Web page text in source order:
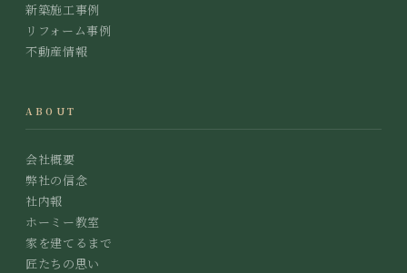
エピソード
新築施工事例
リフォーム事例
不動産情報
ABOUT
会社概要
弊社の信念
社内報
ホーミー教室
家を建てるまで
匠たちの思い